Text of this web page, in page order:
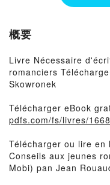
概要
Livre Nécessaire
romanciers
Skowronek
Télécharger eBook
pdfs.com/fs/livres/
Télécharger ou lire en
Conseils aux jeunes
Mobi) pan Jean